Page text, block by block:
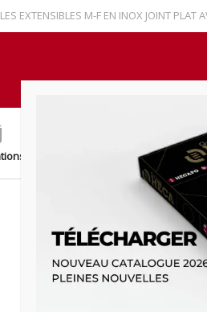
M-F EN INOX JOINT PLAT
Contact
JOINT
AVEC